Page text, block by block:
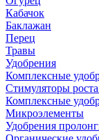
Кабачок
Баклажан
Перец
Травы
Удобрения
Комплексные
Стимуляторы
Комплексные
Микроэлементы
Удобрения